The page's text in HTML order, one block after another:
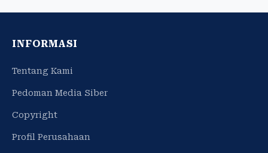
INFORMASI
Tentang Kami
Pedoman Media Siber
Copyright
Profil Perusahaan